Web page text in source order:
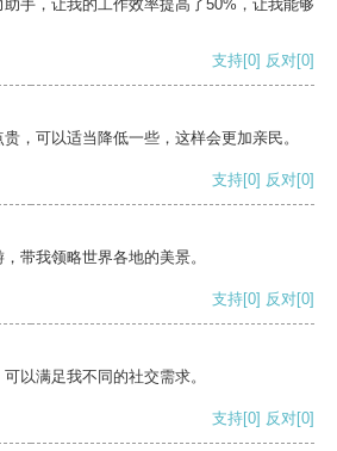
手，让我的工作效率提高了50%，让我能够
支持[0] 反对[0]
，可以适当降低一些，这样会更加亲民。
支持[0] 反对[0]
带我领略世界各地的美景。
支持[0] 反对[0]
以满足我不同的社交需求。
支持[0] 反对[0]